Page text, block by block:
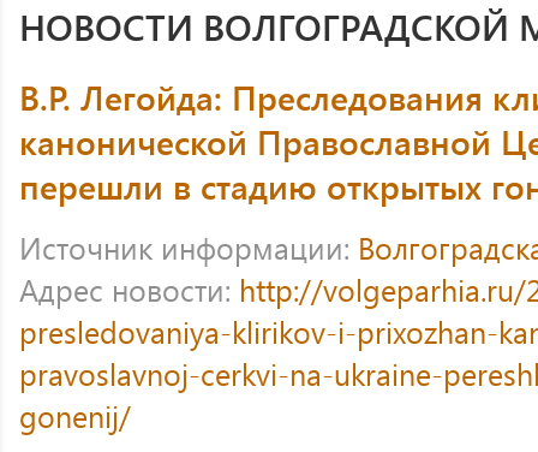
НОВОСТИ
В.Р. Легойда: Преследования
канонической Православной
перешли в стадию открытых
Источник информации:
Адрес новости: http://
presledovaniya-klirikov-i-prixozhan-
pravoslavnoj-cerkvi-na-ukraine-
gonenij/